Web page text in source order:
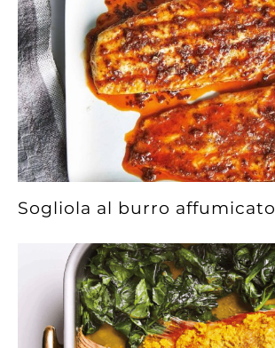
Sogliola al burro affumicato